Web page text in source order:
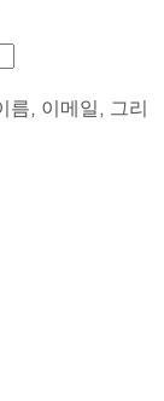
름, 이메일, 그리